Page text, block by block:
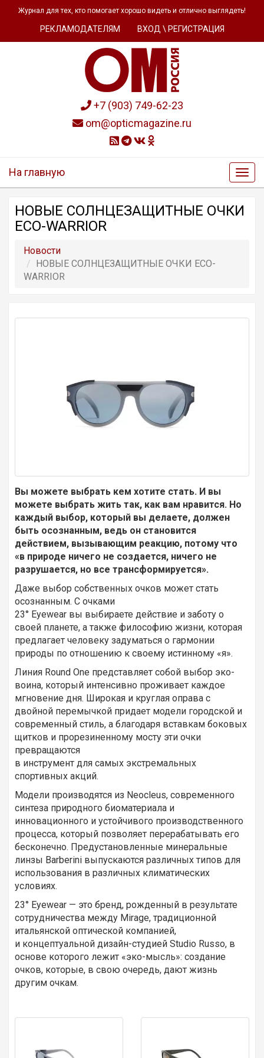
Журнал для тех, кто помогает хорошо видеть и отлично выглядеть!
РЕКЛАМОДАТЕЛЯМ ВХОД \ РЕГИСТРАЦИЯ
+7 (903) 749-62-23
om@opticmagazine.ru
На главную
НОВЫЕ СОЛНЦЕЗАЩИТНЫЕ ОЧКИ
ECO-WARRIOR
Новости
НОВЫЕ СОЛНЦЕЗАЩИТНЫЕ ОЧКИ ECO-
WARRIOR
Вы можете выбрать кем хотите стать. И вы
можете выбрать жить так, как вам нравится. Но
каждый выбор, который вы делаете, должен
быть осознанным, ведь он становится
действием, вызывающим реакцию, потому что
«в природе ничего не создается, ничего не
разрушается, но все трансформируется».
Даже выбор собственных очков может стать
осознанным. С очками
23° Eyewear вы выбираете действие и заботу о
своей планете, а также философию жизни, которая
предлагает человеку задуматься о гармонии
природы по отношению к своему истинному «я».
Линия Round One представляет собой выбор эко-
воина, который интенсивно проживает каждое
мгновение дня. Широкая и круглая оправа с
двойной перемычкой придает модели городской и
современный стиль, а благодаря вставкам боковых
щитков и прорезиненному мосту эти очки
превращаются
в инструмент для самых экстремальных
спортивных акций.
Модели производятся из Neocleus, современного
синтеза природного биоматериала и
инновационного и устойчивого производственного
процесса, который позволяет перерабатывать его
бесконечно. Предустановленные минеральные
линзы Barberini выпускаются различных типов для
использования в различных климатических
условиях.
23° Eyewear — это бренд, рожденный в результате
сотрудничества между Mirage, традиционной
итальянской оптической компанией,
и концептуальной дизайн-студией Studio Russo, в
основе которого лежит «эко-мысль»: создание
очков, которые, в свою очередь, дают жизнь
другим очкам.